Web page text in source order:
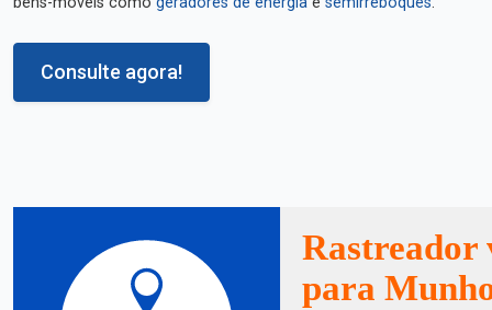
Consulte agora!
Rastreador
para